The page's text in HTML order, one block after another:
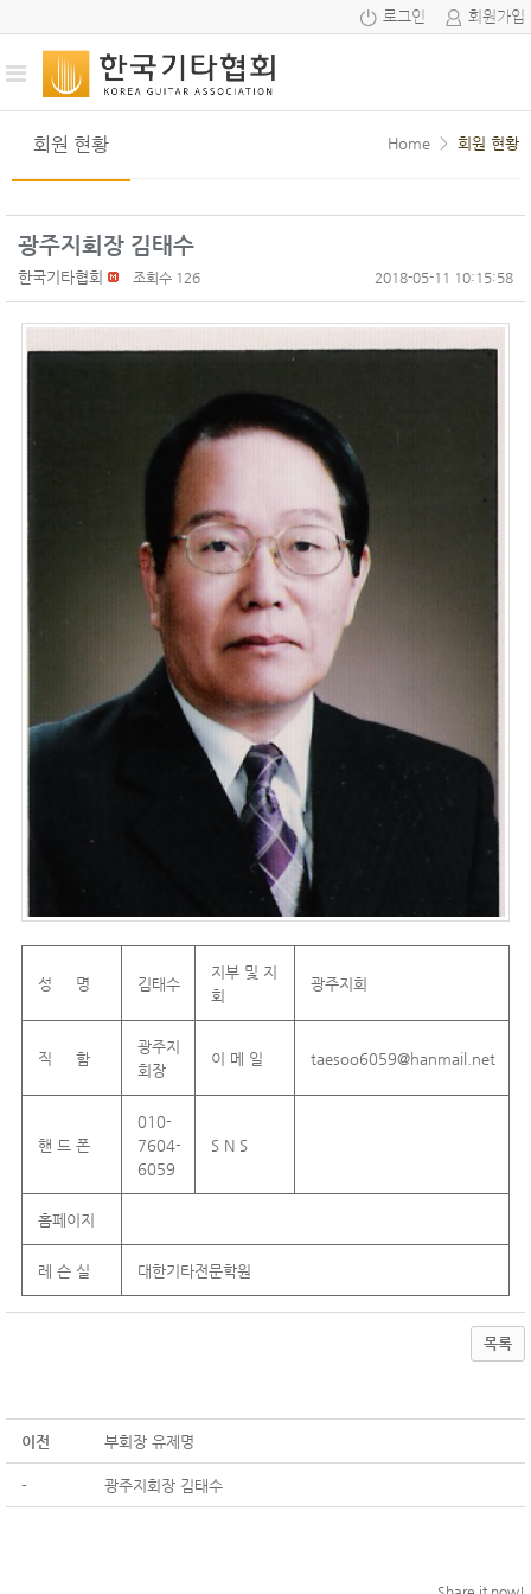
로그인 회원가입
회원 현황 Home > 회원 현황
광주지회장 김태수
한국기타협회 조회수 126 2018-05-11 10:15:58
성 명 김태수
지부 및 지
회
광주지회
직 함
광주지
회장
이 메 일 taesoo6059@hanmail.net
핸 드 폰
010-
7604-
6059
S N S
홈페이지
레 슨 실 대한기타전문학원
목록
이전 부회장 유제명
- 광주지회장 김태수